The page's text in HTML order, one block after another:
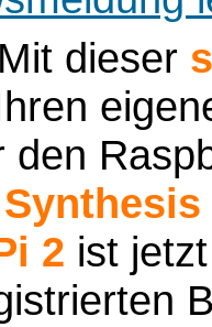
dieser
den
2 ist